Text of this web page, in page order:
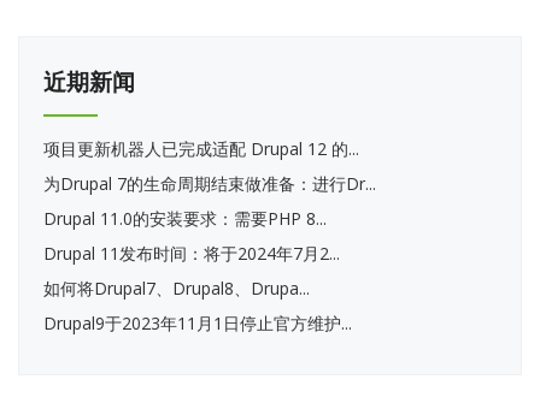
近期新闻
项目更新机器人已完成适配 Drupal 12 的...
为Drupal 7的生命周期结束做准备：进行Dr...
Drupal 11.0的安装要求：需要PHP 8...
Drupal 11发布时间：将于2024年7月2...
如何将Drupal7、Drupal8、Drupa...
Drupal9于2023年11月1日停止官方维护...